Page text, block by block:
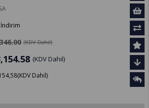
İndirim
(KDV Dahil)
(KDV Dahil)
(KDV Dahil)